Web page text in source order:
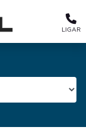
LIGAR